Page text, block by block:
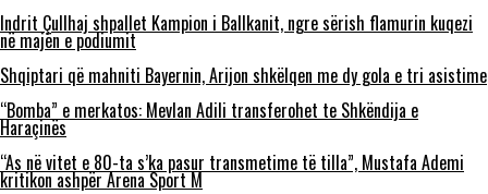
Indrit Çullhaj shpallet Kampion i Ballkanit, ngre sërish flamurin kuqezi
në majën e podiumit
Shqiptari që mahniti Bayernin, Arijon shkëlqen me dy gola e tri asistime
“Bomba” e merkatos: Mevlan Adili transferohet te Shkëndija e
Haraçinës
“As në vitet e 80-ta s’ka pasur transmetime të tilla”, Mustafa Ademi
kritikon ashpër Arena Sport M